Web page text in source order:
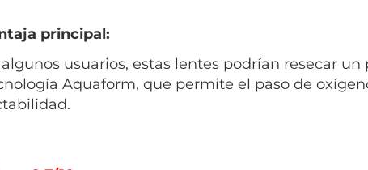
principal:
usuarios, estas lentes podrían resecar
Aquaform, que permite el paso de